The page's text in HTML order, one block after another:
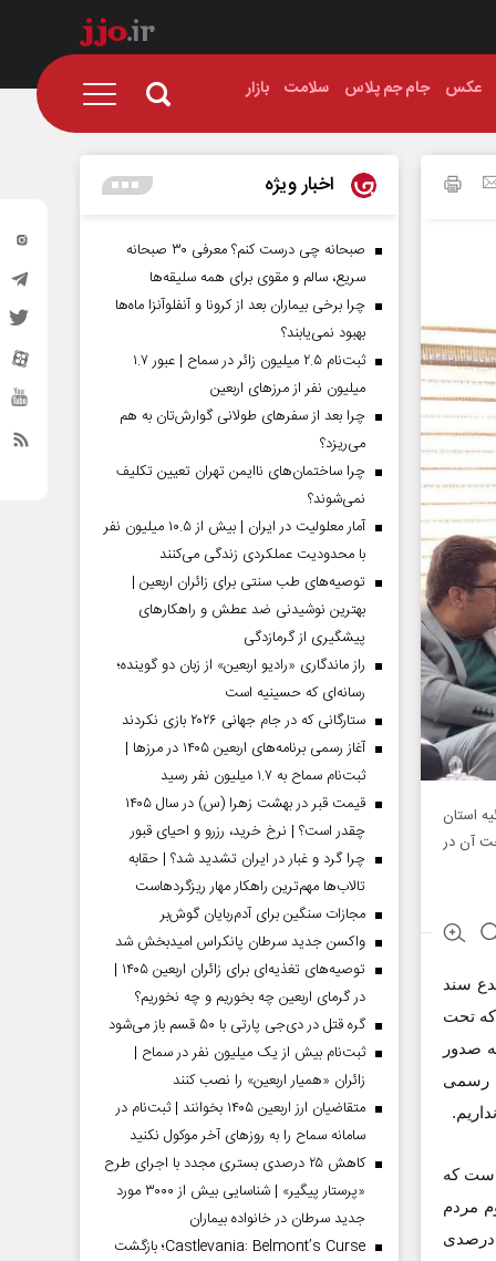
عکس جام جم پلاس سلامت بازار
استان
آن در
سند
که تحت
صدور
رسمی
که
مردم
در خصوص مزایای اسناد مالکیت حدنگار صورت گرفته است و این امر رشد ۶۰ درصدی
اخبار ویژه
صبحانه چی درست کنم؟ معرفی ۳۰ صبحانه
سریع، سالم و مقوی برای همه سلیقه‌ها
چرا برخی بیماران بعد از کرونا و آنفلوآنزا ماه‌ها
بهبود نمی‌یابند؟
ثبت‌نام ۲.۵ میلیون زائر در سماح | عبور ۱.۷
میلیون نفر از مرز‌های اربعین
چرا بعد از سفرهای طولانی گوارش‌تان به هم
می‌ریزد؟
چرا ساختمان‌های ناایمن تهران تعیین تکلیف
نمی‌شوند؟
آمار معلولیت در ایران | بیش از ۱۰.۵ میلیون نفر
با محدودیت عملکردی زندگی می‌کنند
توصیه‌های طب سنتی برای زائران اربعین |
بهترین نوشیدنی ضد عطش و راهکارهای
پیشگیری از گرمازدگی
راز ماندگاری «رادیو اربعین» از زبان دو گوینده؛
رسانه‌ای که حسینیه است
ستارگانی که در جام جهانی ۲۰۲۶ بازی نکردند
آغاز رسمی برنامه‌های اربعین ۱۴۰۵ در مرز‌ها |
ثبت‌نام سماح به ۱.۷ میلیون نفر رسید
قیمت قبر در بهشت زهرا (س) در سال ۱۴۰۵
چقدر است؟ | نرخ خرید، رزرو و احیای قبور
چرا گرد و غبار در ایران تشدید شد؟ | حقابه
تالاب‌ها مهم‌ترین راهکار مهار ریزگردهاست
مجازات سنگین برای آدم‌ربایان گوش‌بر
واکسن جدید سرطان پانکراس امیدبخش شد
توصیه‌های تغذیه‌ای برای زائران اربعین ۱۴۰۵ |
در گرمای اربعین چه بخوریم و چه نخوریم؟
گره قتل در دی‌جی پارتی با ۵۰ قسم باز می‌شود
ثبت‌نام بیش از یک میلیون نفر در سماح |
زائران «همیار اربعین» را نصب کنند
متقاضیان ارز اربعین ۱۴۰۵ بخوانند | ثبت‌نام در
سامانه سماح را به روز‌های آخر موکول نکنید
کاهش ۲۵ درصدی بستری مجدد با اجرای طرح
«پرستار پیگیر» | شناسایی بیش از ۳۰۰۰ مورد
جدید سرطان در خانواده بیماران
Castlevania: Belmont’s Curse؛ بازگشت